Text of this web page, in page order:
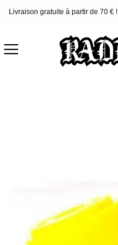
Allez
Livraison gratuite à partir de 70 € !